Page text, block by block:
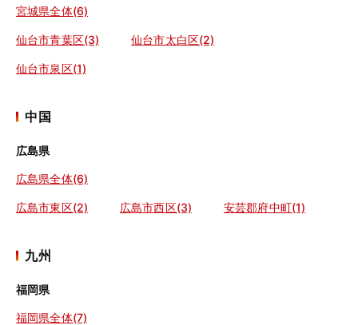
宮城県全体(6)
仙台市青葉区(3) 仙台市太白区(2)
仙台市泉区(1)
中国
広島県
広島県全体(6)
広島市東区(2) 広島市西区(3) 安芸郡府中町(1)
九州
福岡県
福岡県全体(7)